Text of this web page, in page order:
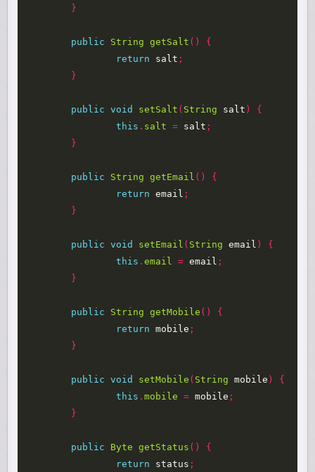
}
public String getSalt ()
{
return
salt ;
}
public void setSalt ( String salt )
{
this . salt = salt ;
}
public String getEmail ()
{
return
email ;
}
public void setEmail ( String email )
{
this .email = email ;
}
public String getMobile ()
{
return
mobile ;
}
public void setMobile ( String mobile )
{
this .mobile = mobile ;
}
public Byte getStatus ()
{
return
status ;